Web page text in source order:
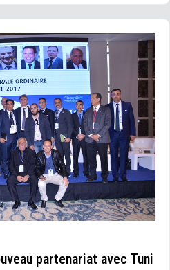
partenariat avec Tuni